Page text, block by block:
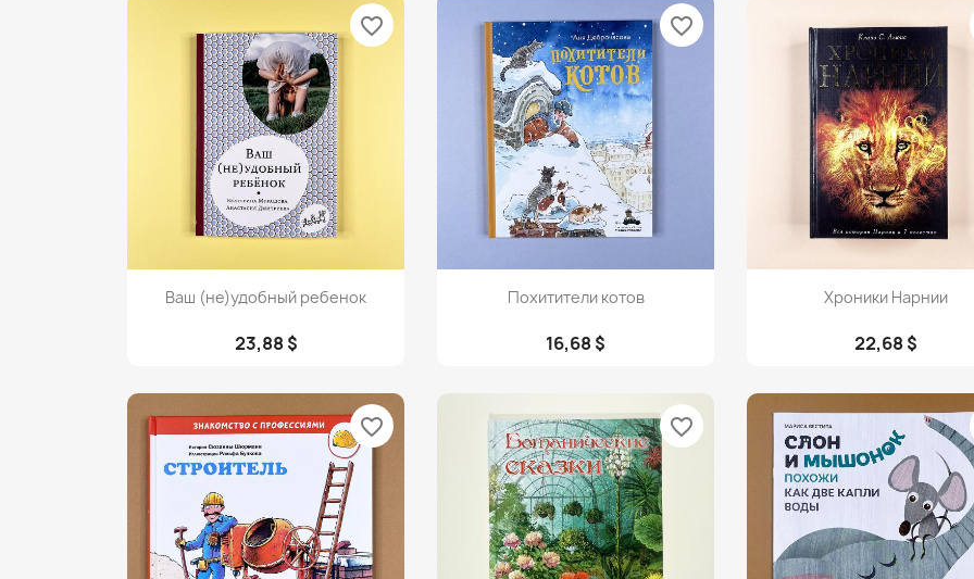
Просмотр
Ваш (не)удобный ребенок
23,88 $
favorite_border
Просмотр
Похитители котов
16,68 $
favorite_border
Просмотр
Хроники Нарнии
22,68 $
favorite_border favorite_border